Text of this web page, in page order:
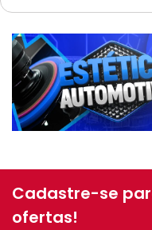
Cadastre-se
ofertas!